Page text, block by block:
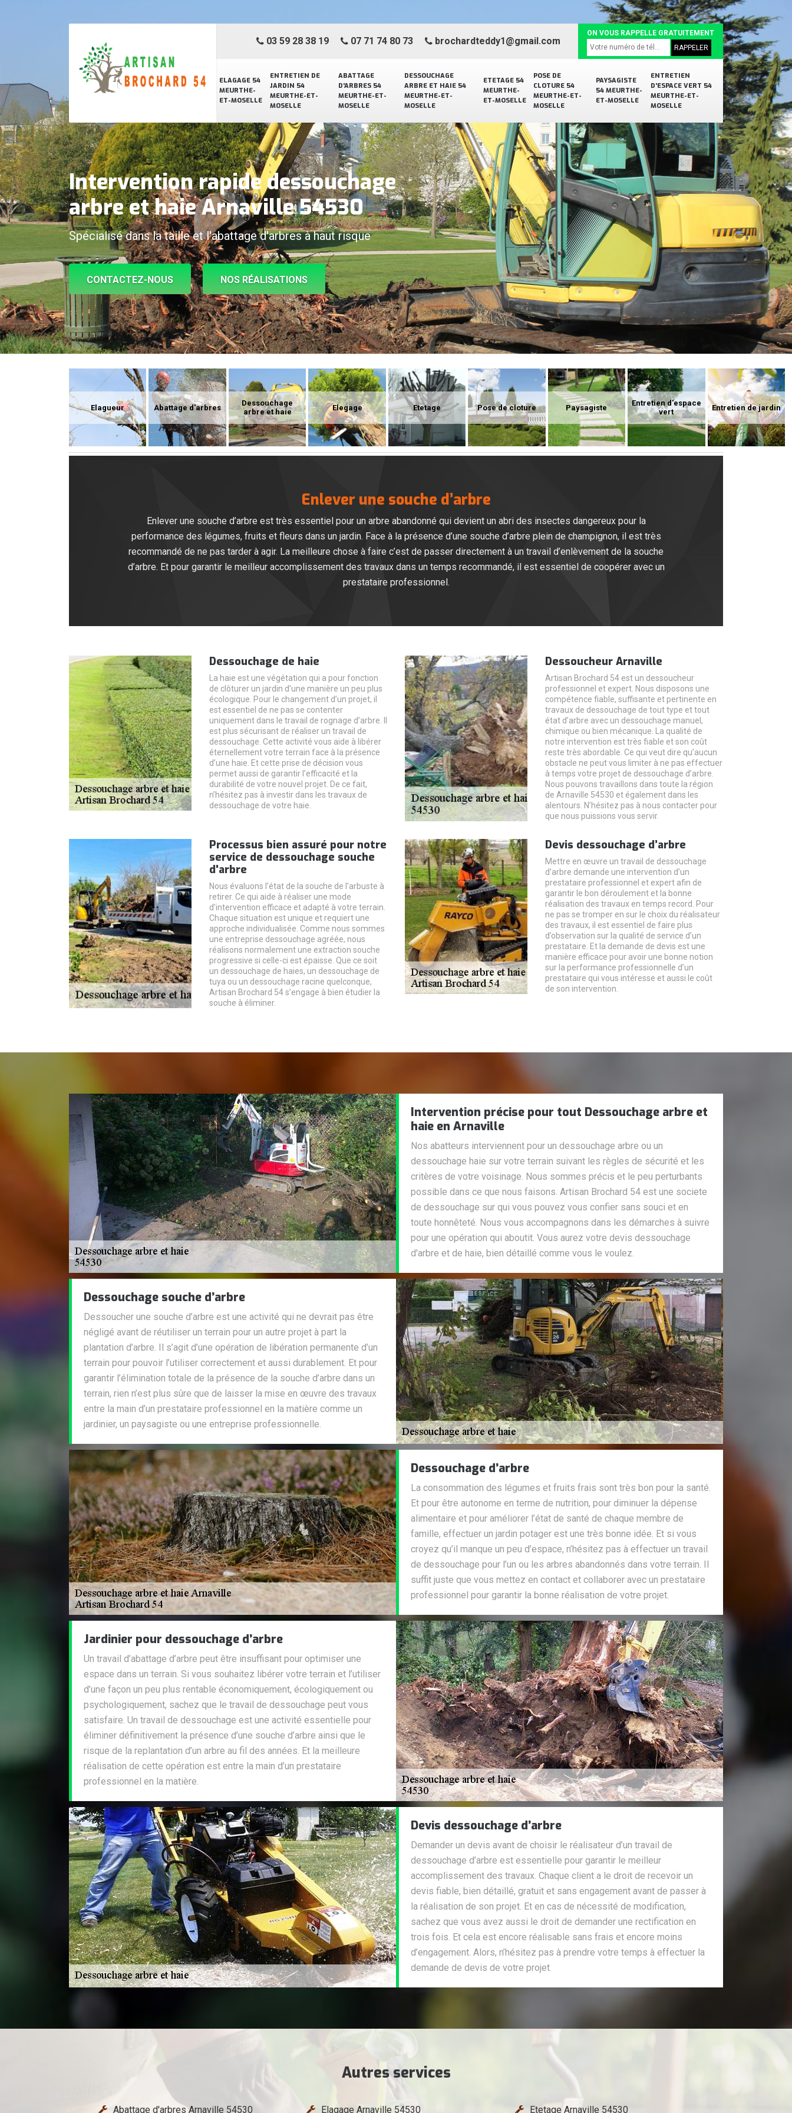
ELAGAGE 54
MEURTHE-
ET-MOSELLE
ENTRETIEN DE
JARDIN 54
MEURTHE-ET-
MOSELLE
ABATTAGE
D'ARBRES 54
MEURTHE-ET-
MOSELLE
DESSOUCHAGE
ARBRE ET HAIE 54
MEURTHE-ET-
MOSELLE
ETETAGE 54
MEURTHE-
ET-MOSELLE
POSE DE
CLOTURE 54
MEURTHE-ET-
MOSELLE
PAYSAGISTE
54 MEURTHE-
ET-MOSELLE
ENTRETIEN
D'ESPACE VERT 54
MEURTHE-ET-
MOSELLE
03 59 28 38 19 07 71 74 80 73 brochardteddy1@gmail.com
ON VOUS RAPPELLE GRATUITEMENT
Intervention rapide dessouchage
arbre et haie Arnaville 54530
Spécialisé dans la taille et l'abattage d'arbres à haut risque
CONTACTEZ-NOUS NOS RÉALISATIONS
Elagueur Abattage d'arbres
Dessouchage
arbre et haie
Elegage Etetage Pose de cloture Paysagiste
Entretien d'espace
vert
Entretien de jardin
Enlever une souche d’arbre
Enlever une souche d’arbre est très essentiel pour un arbre abandonné qui devient un abri des insectes dangereux pour la
performance des légumes, fruits et fleurs dans un jardin. Face à la présence d’une souche d’arbre plein de champignon, il est très
recommandé de ne pas tarder à agir. La meilleure chose à faire c’est de passer directement à un travail d’enlèvement de la souche
d’arbre. Et pour garantir le meilleur accomplissement des travaux dans un temps recommandé, il est essentiel de coopérer avec un
prestataire professionnel.
Dessouchage de haie
La haie est une végétation qui a pour fonction
de clôturer un jardin d’une manière un peu plus
écologique. Pour le changement d’un projet, il
est essentiel de ne pas se contenter
uniquement dans le travail de rognage d’arbre. Il
est plus sécurisant de réaliser un travail de
dessouchage. Cette activité vous aide à libérer
éternellement votre terrain face à la présence
d’une haie. Et cette prise de décision vous
permet aussi de garantir l’efficacité et la
durabilité de votre nouvel projet. De ce fait,
n’hésitez pas à investir dans les travaux de
dessouchage de votre haie.
Dessoucheur Arnaville
Artisan Brochard 54 est un dessoucheur
professionnel et expert. Nous disposons une
compétence fiable, suffisante et pertinente en
travaux de dessouchage de tout type et tout
état d’arbre avec un dessouchage manuel,
chimique ou bien mécanique. La qualité de
notre intervention est très fiable et son coût
reste très abordable. Ce qui veut dire qu’aucun
obstacle ne peut vous limiter à ne pas effectuer
à temps votre projet de dessouchage d’arbre.
Nous pouvons travaillons dans toute la région
de Arnaville 54530 et également dans les
alentours. N’hésitez pas à nous contacter pour
que nous puissions vous servir.
Processus bien assuré pour notre
service de dessouchage souche
d'arbre
Nous évaluons l’état de la souche de l’arbuste à
retirer. Ce qui aide à réaliser une mode
d’intervention efficace et adapté à votre terrain.
Chaque situation est unique et requiert une
approche individualisée. Comme nous sommes
une entreprise dessouchage agréée, nous
réalisons normalement une extraction souche
progressive si celle-ci est épaisse. Que ce soit
un dessouchage de haies, un dessouchage de
tuya ou un dessouchage racine quelconque,
Artisan Brochard 54 s’engage à bien étudier la
souche à éliminer.
Devis dessouchage d’arbre
Mettre en œuvre un travail de dessouchage
d’arbre demande une intervention d’un
prestataire professionnel et expert afin de
garantir le bon déroulement et la bonne
réalisation des travaux en temps record. Pour
ne pas se tromper en sur le choix du réalisateur
des travaux, il est essentiel de faire plus
d’observation sur la qualité de service d’un
prestataire. Et la demande de devis est une
manière efficace pour avoir une bonne notion
sur la performance professionnelle d’un
prestataire qui vous intéresse et aussi le coût
de son intervention.
Intervention précise pour tout Dessouchage arbre et
haie en Arnaville
Nos abatteurs interviennent pour un dessouchage arbre ou un
dessouchage haie sur votre terrain suivant les règles de sécurité et les
critères de votre voisinage. Nous sommes précis et le peu perturbants
possible dans ce que nous faisons. Artisan Brochard 54 est une societe
de dessouchage sur qui vous pouvez vous confier sans souci et en
toute honnêteté. Nous vous accompagnons dans les démarches à suivre
pour une opération qui aboutit. Vous aurez votre devis dessouchage
d'arbre et de haie, bien détaillé comme vous le voulez.
Dessouchage souche d’arbre
Dessoucher une souche d’arbre est une activité qui ne devrait pas être
négligé avant de réutiliser un terrain pour un autre projet à part la
plantation d’arbre. Il s’agit d’une opération de libération permanente d’un
terrain pour pouvoir l’utiliser correctement et aussi durablement. Et pour
garantir l’élimination totale de la présence de la souche d’arbre dans un
terrain, rien n’est plus sûre que de laisser la mise en œuvre des travaux
entre la main d’un prestataire professionnel en la matière comme un
jardinier, un paysagiste ou une entreprise professionnelle.
Dessouchage d’arbre
La consommation des légumes et fruits frais sont très bon pour la santé.
Et pour être autonome en terme de nutrition, pour diminuer la dépense
alimentaire et pour améliorer l’état de santé de chaque membre de
famille, effectuer un jardin potager est une très bonne idée. Et si vous
croyez qu’il manque un peu d’espace, n’hésitez pas à effectuer un travail
de dessouchage pour l’un ou les arbres abandonnés dans votre terrain. Il
suffit juste que vous mettez en contact et collaborer avec un prestataire
professionnel pour garantir la bonne réalisation de votre projet.
Jardinier pour dessouchage d’arbre
Un travail d’abattage d’arbre peut être insuffisant pour optimiser une
espace dans un terrain. Si vous souhaitez libérer votre terrain et l’utiliser
d’une façon un peu plus rentable économiquement, écologiquement ou
psychologiquement, sachez que le travail de dessouchage peut vous
satisfaire. Un travail de dessouchage est une activité essentielle pour
éliminer définitivement la présence d’une souche d’arbre ainsi que le
risque de la replantation d’un arbre au fil des années. Et la meilleure
réalisation de cette opération est entre la main d’un prestataire
professionnel en la matière.
Devis dessouchage d’arbre
Demander un devis avant de choisir le réalisateur d’un travail de
dessouchage d’arbre est essentielle pour garantir le meilleur
accomplissement des travaux. Chaque client a le droit de recevoir un
devis fiable, bien détaillé, gratuit et sans engagement avant de passer à
la réalisation de son projet. Et en cas de nécessité de modification,
sachez que vous avez aussi le droit de demander une rectification en
trois fois. Et cela est encore réalisable sans frais et encore moins
d’engagement. Alors, n’hésitez pas à prendre votre temps à effectuer la
demande de devis de votre projet.
Autres services
Abattage d'arbres Arnaville 54530 Elagage Arnaville 54530 Etetage Arnaville 54530